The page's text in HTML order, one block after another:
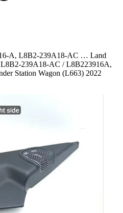
A, L8B2-239A18-AC … Land
239A18-AC / L8B223916A,
Station Wagon (L663) 2022